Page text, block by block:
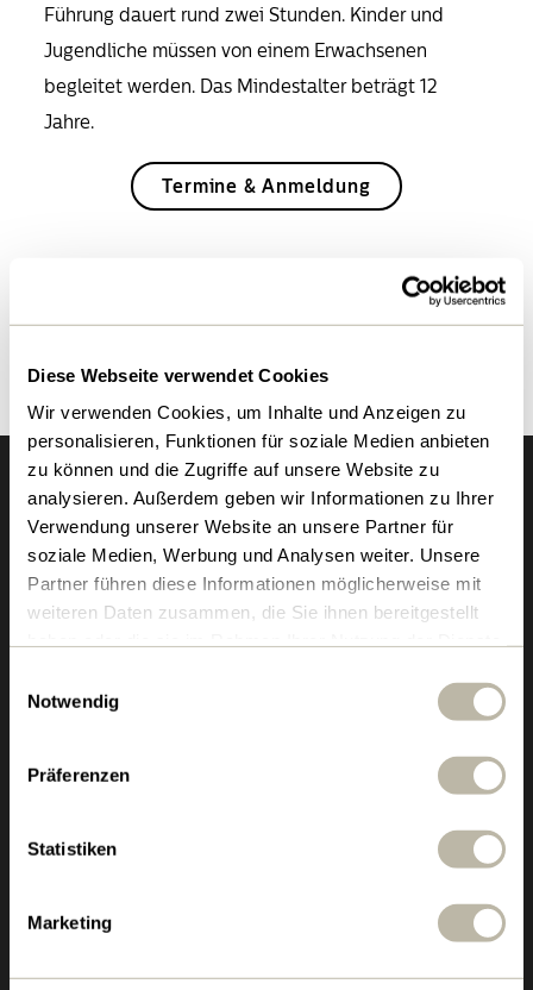
Diese Webseite verwendet Cookies
Wir verwenden Cookies, um Inhalte und Anzeigen zu
personalisieren, Funktionen für soziale Medien anbieten
zu können und die Zugriffe auf unsere Website zu
analysieren. Außerdem geben wir Informationen zu Ihrer
Verwendung unserer Website an unsere Partner für
soziale Medien, Werbung und Analysen weiter. Unsere
Partner führen diese Informationen möglicherweise mit
weiteren Daten zusammen, die Sie ihnen bereitgestellt
Notwendig
Präferenzen
Statistiken
Marketing
Führung dauert rund zwei Stunden. Kinder und
Jugendliche müssen von einem Erwachsenen
begleitet werden. Das Mindestalter beträgt 12
Jahre.
Termine & Anmeldung
Medien
TikTok